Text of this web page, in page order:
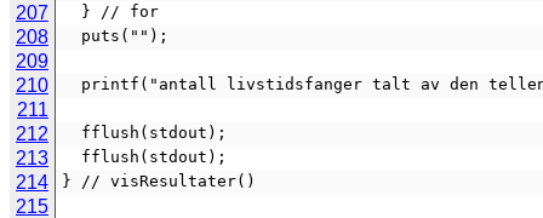
207
  } // for
208
  puts("");
209
210
printf("antall livstidsfanger talt av den
211
212
  fflush(stdout);
213
  fflush(stdout);
214 } // visResultater()
215